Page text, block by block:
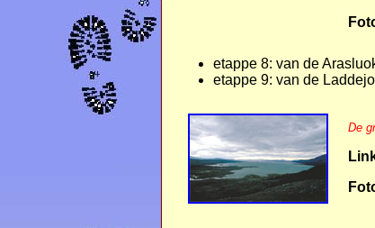
etappe 8: van de
etappe 9: van de
De